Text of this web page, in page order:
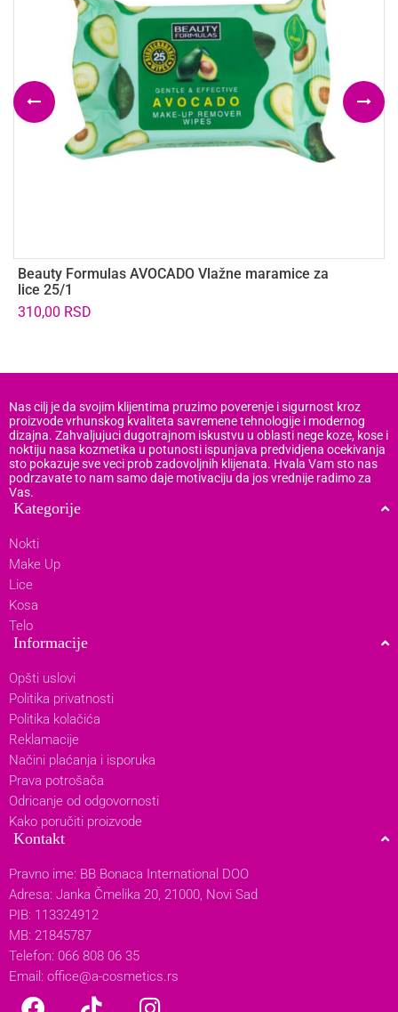
Beauty Formulas AVOCADO Vlažne maramice za
lice 25/1
310,00 RSD
Nas cilj je da svojim klijentima pruzimo poverenje i sigurnost kroz
proizvode vrhunskog kvaliteta savremene tehnologije i modernog
dizajna. Zahvaljujuci dugotrajnom iskustvu u oblasti nege koze, kose i
noktiju nasa kozmetika u potunosti ispunjava predvidjena ocekivanja
sto pokazuje sve veci prob zadovoljnih klijenata. Hvala Vam sto nas
podrzavate to nam samo daje motivaciju da jos vrednije radimo za
Vas.
Kategorije
Nokti
Make Up
Lice
Kosa
Telo
Informacije
Opšti uslovi
Politika privatnosti
Politika kolačića
Reklamacije
Načini plaćanja i isporuka
Prava potrošača
Odricanje od odgovornosti
Kako poručiti proizvode
Kontakt
Pravno ime: BB Bonaca International DOO
Adresa: Janka Čmelika 20, 21000, Novi Sad
PIB: 113324912
MB: 21845787
Telefon: 066 808 06 35
Email: office@a-cosmetics.rs